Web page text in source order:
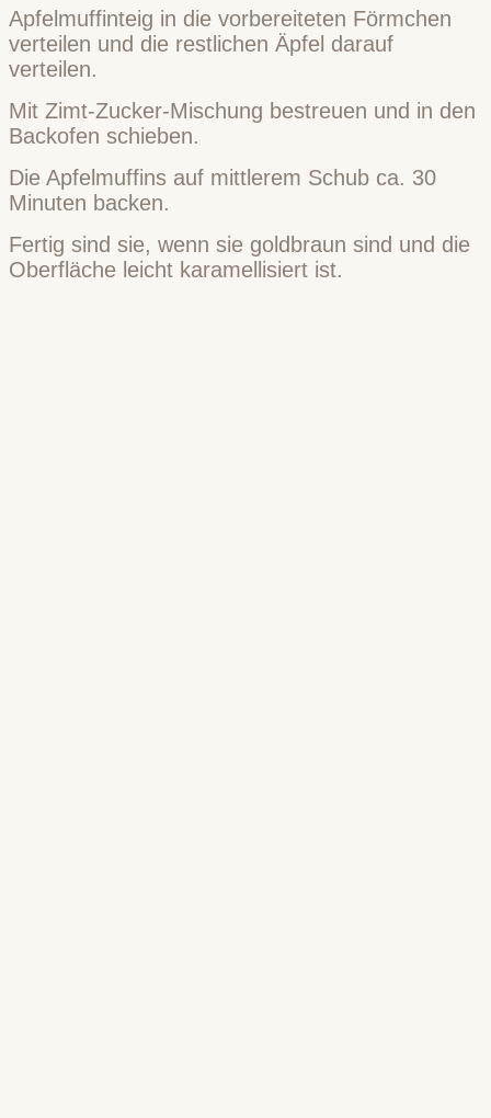
Apfelmuffinteig in die vorbereiteten Förmchen
verteilen und die restlichen Äpfel darauf
verteilen.
Mit Zimt-Zucker-Mischung bestreuen und in den
Backofen schieben.
Die Apfelmuffins auf mittlerem Schub ca. 30
Minuten backen.
Fertig sind sie, wenn sie goldbraun sind und die
Oberfläche leicht karamellisiert ist.